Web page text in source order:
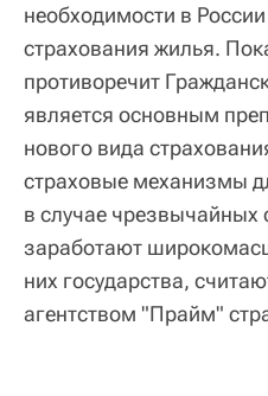
необходимости в
страхования жилья.
противоречит
является основным
нового вида
страховые механизмы
в случае чрезвычайных
заработают
них государства,
агентством "Прайм"